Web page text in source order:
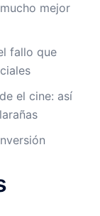
mejor
fallo que
el cine: así